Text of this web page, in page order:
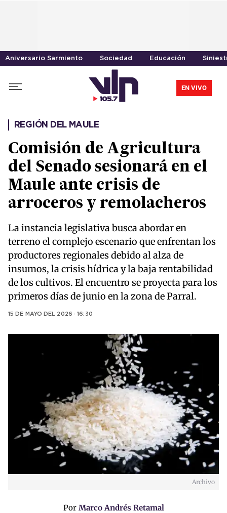
Aniversario Sarmiento Sociedad Educación
EN VIVO
REGIÓN DEL MAULE
Comisión de Agricultura
del Senado sesionará en el
Maule ante crisis de
arroceros y remolacheros
La instancia legislativa busca abordar en
terreno el complejo escenario que enfrentan los
productores regionales debido al alza de
insumos, la crisis hídrica y la baja rentabilidad
de los cultivos. El encuentro se proyecta para los
primeros días de junio en la zona de Parral.
15 DE MAYO DEL 2026 · 16:30
Archivo
Por Marco Andrés Retamal